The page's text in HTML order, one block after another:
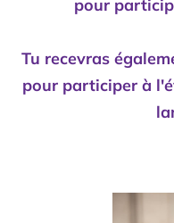
pour
Tu recevras
pour participer à